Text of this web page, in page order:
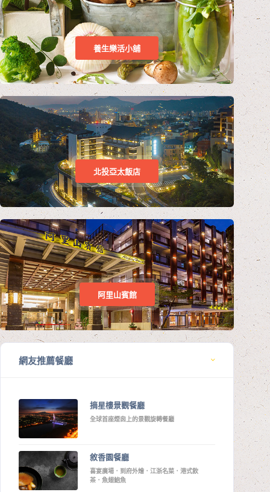
養生樂活小舖
北投亞太飯店
阿里山賓館
網友推薦餐廳
摘星樓景觀餐廳
全球首座煙囪上的景觀旋轉餐廳
敘香園餐廳
喜宴廣場．到府外燴．江浙名菜．港式飲
茶．魚翅鮑魚